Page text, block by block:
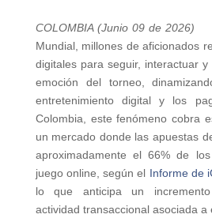
COLOMBIA (Junio 09 de
Mundial, millones de aficionados
digitales para seguir, interactuar
emoción del torneo,
entretenimiento digital y los
Colombia, este fenómeno cobra
un mercado donde las apuestas
aproximadamente el 66% de
juego online, según el Informe de
lo que anticipa un
actividad transaccional asociada a